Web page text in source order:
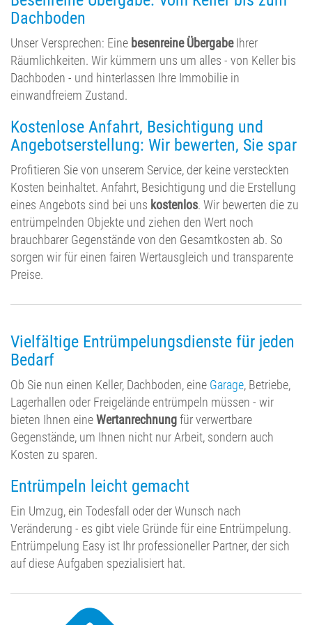
Dachboden
Unser Versprechen: Eine besenreine ÜbergabeIhrer
Räumlichkeiten. Wir kümmern uns um alles - von Keller bis
Dachboden - und hinterlassen Ihre Immobilie in
einwandfreiem Zustand.
Kostenlose Anfahrt, Besichtigung und
Angebotserstellung: Wir bewerten, Sie spar
Profitieren Sie von unserem Service, der keine versteckten
Kosten beinhaltet. Anfahrt, Besichtigung und die Erstellung
eines Angebots sind bei uns kostenlos. Wir bewerten die zu
entrümpelnden Objekte und ziehen den Wert noch
brauchbarer Gegenstände von den Gesamtkosten ab. So
sorgen wir für einen fairen Wertausgleich und transparente
Preise.
Vielfältige Entrümpelungsdienste für jeden
Bedarf
Ob Sie nun einen Keller, Dachboden, eine Garage, Betriebe,
Lagerhallen oder Freigelände entrümpeln müssen - wir
bieten Ihnen eineWertanrechnungfür verwertbare
Gegenstände, um Ihnen nicht nur Arbeit, sondern auch
Kosten zu sparen.
Entrümpeln leicht gemacht
Ein Umzug, ein Todesfall oder der Wunsch nach
Veränderung - es gibt viele Gründe für eine Entrümpelung.
Entrümpelung Easy ist Ihr professioneller Partner, der sich
auf diese Aufgaben spezialisiert hat.